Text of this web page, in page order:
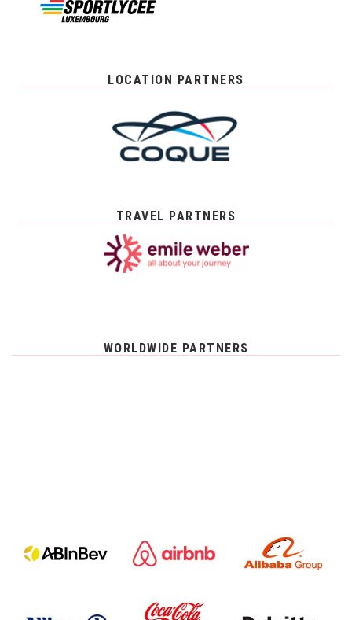
LOCATION PARTNERS
TRAVEL PARTNERS
WORLDWIDE PARTNERS